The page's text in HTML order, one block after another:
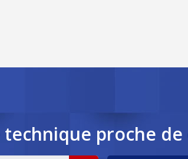
technique proche de